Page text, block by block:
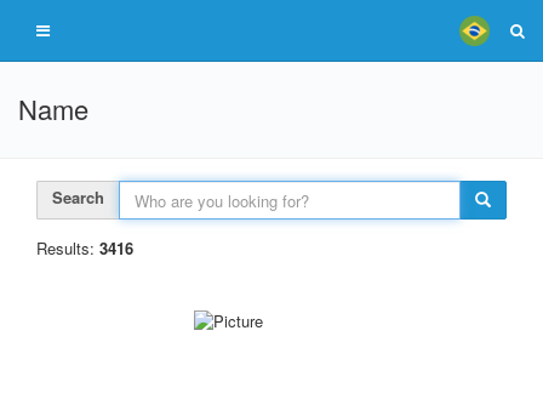
Name
Search
Results: 3416